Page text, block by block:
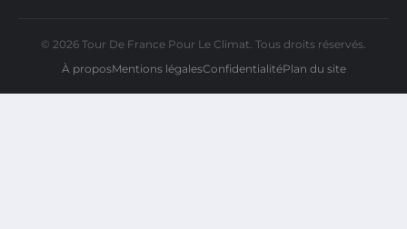
© 2026 Tour De France Pour Le Climat. Tous droits réservés.
À proposMentions légalesConfidentialitéPlan du site